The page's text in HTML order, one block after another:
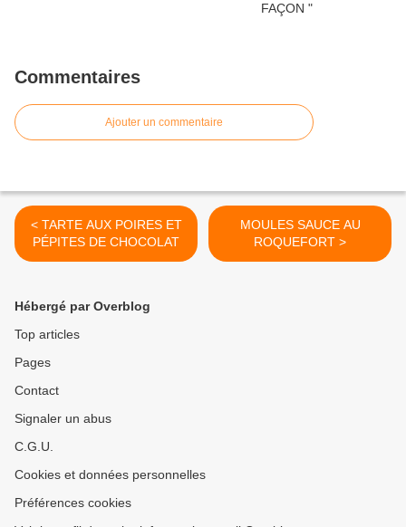
Commentaires
Ajouter un commentaire
< TARTE AUX POIRES ET
PÉPITES DE CHOCOLAT
MOULES SAUCE AU
ROQUEFORT >
Hébergé par Overblog
Top articles
Pages
Contact
Signaler un abus
C.G.U.
Cookies et données personnelles
Préférences cookies